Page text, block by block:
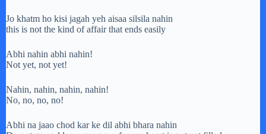
Jo khatm ho kisi jagah yeh aisaa silsila nahin
this is not the kind of affair that ends easily
Abhi nahin abhi nahin!
Not yet, not yet!
Nahin, nahin, nahin, nahin!
No, no, no, no!
Abhi na jaao chod kar ke dil abhi bhara nahin